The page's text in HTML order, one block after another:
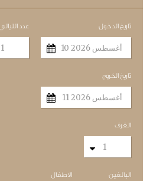
تاريخ الدخول عدد
تاريخ الخروج
الغرف
البالغين الاطفال